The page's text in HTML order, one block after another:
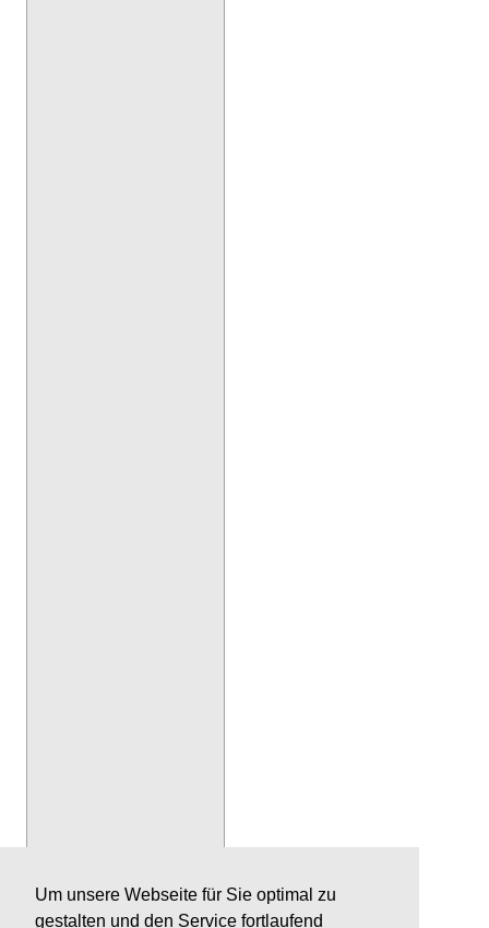
Um unsere Webseite für Sie optimal zu
gestalten und den Service fortlaufend